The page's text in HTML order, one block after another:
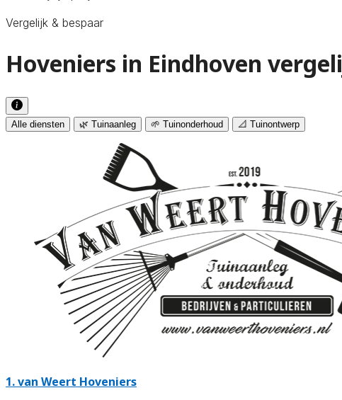
Vergelijk & bespaar
Hoveniers in Eindhoven
Alle diensten 🌿 Tuinaanleg 🌱 Tuinonderhoud 📐 Tuinontwerp
1.van Weert Hoveniers